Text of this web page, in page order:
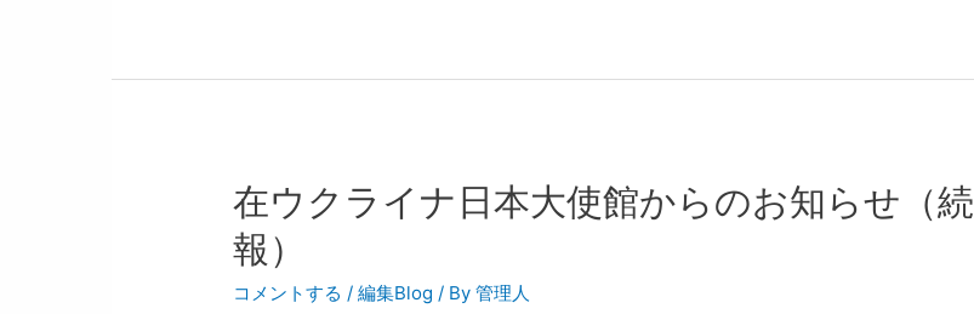
在ウクライナ日本大使館からのお知らせ（続
報）
コメントする /編集Blog / By管理人